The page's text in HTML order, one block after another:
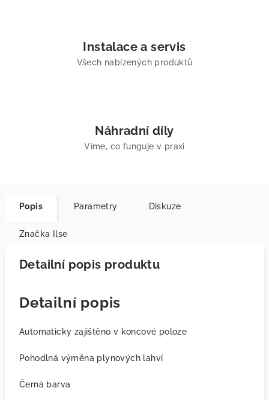
Instalace a servis
Všech nabízených produktů
Náhradní díly
Víme, co funguje v praxi
Popis Parametry Diskuze
Značka Ilse
Detailní popis produktu
Detailní popis
Automaticky zajištěno v koncové poloze
Pohodlná výměna plynových lahví
Černá barva